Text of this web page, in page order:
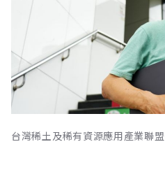
台灣稀土及稀有資源應用產業聯